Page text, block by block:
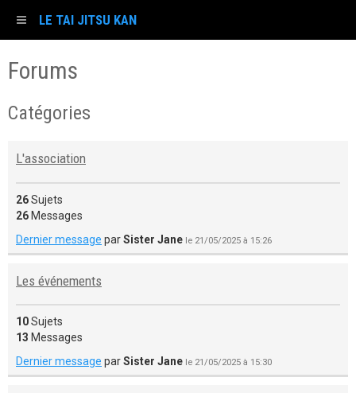
LE TAI JITSU KAN
Forums
Catégories
L'association
26Sujets
26Messages
Dernier message parSister Jane le 21/05/2025 à 15:26
Les événements
10Sujets
13 Messages
Dernier message parSister Jane le 21/05/2025 à 15:30